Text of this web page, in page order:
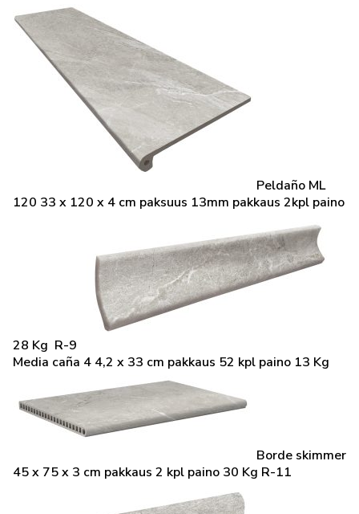
Peldaño ML
120 33 x 120 x 4 cm paksuus 13mm pakkaus 2kpl paino
28 Kg R-9
Media caña 4 4,2 x 33 cm pakkaus 52 kpl paino 13 Kg
Borde skimmer
45 x 75 x 3 cm pakkaus 2 kpl paino 30 Kg R-11